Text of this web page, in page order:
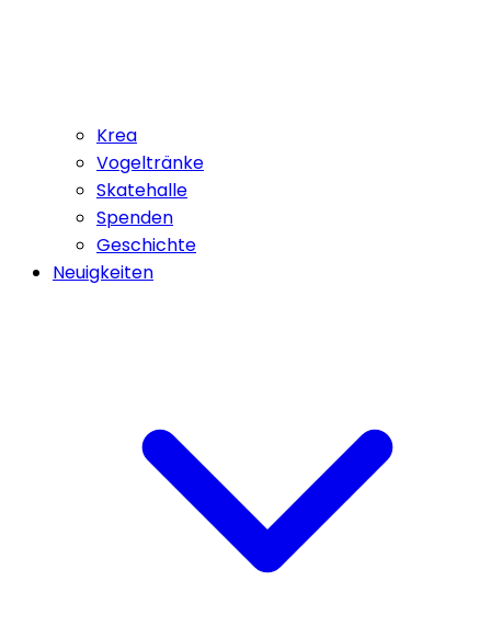
Krea
Vogeltränke
Skatehalle
Spenden
Geschichte
Neuigkeiten